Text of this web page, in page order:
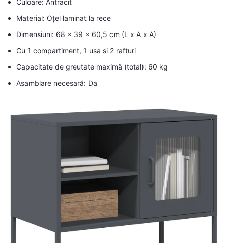
Material: Oțel laminat la rece
Dimensiuni: 68 x 39 x 60,5 cm (L x A x A)
Cu 1 compartiment, 1 usa si 2 rafturi
Capacitate de greutate maximă (total): 60 kg
Asamblare necesară: Da